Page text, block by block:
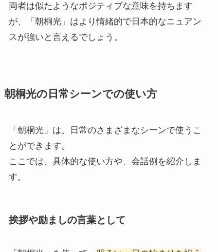
両者は似たようなポジティブな意味を持ちます
が、「朝桐光」はより情緒的で日本的なニュアン
スが強いと言えるでしょう。
朝桐光の日常シーンでの使い方
「朝桐光」は、日常のさまざまなシーンで使うこ
とができます。
ここでは、具体的な使い方や、会話例を紹介しま
す。
挨拶や励ましの言葉として